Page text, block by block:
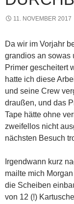
11. NOVEMBER 2017
Da wir im Vorjahr
grandios an sowas
Primer gescheitert
hatte ich diese
und seine Crew
draußen, und das
Tape hätte ohne
zweifellos nicht
nächsten Besuch
Irgendwann kurz
mailte mich
die Scheiben
von 12 (!)